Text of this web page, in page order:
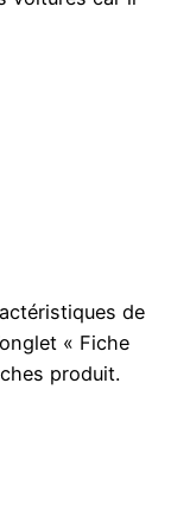
de
« Fiche
produit.